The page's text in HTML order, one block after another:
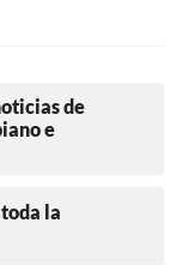
de
e
la